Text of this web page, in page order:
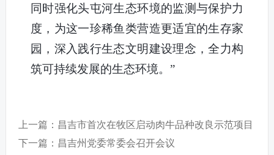
同时强化头屯河生态环境的监测与保护力
度，为这一珍稀鱼类营造更适宜的生存家
园，深入践行生态文明建设理念，全力构
筑可持续发展的生态环境。”
上一篇：昌吉市首次在牧区启动肉牛品种改良示范项目
下一篇：昌吉州党委常委会召开会议